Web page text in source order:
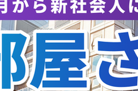
社と連携協定を締結